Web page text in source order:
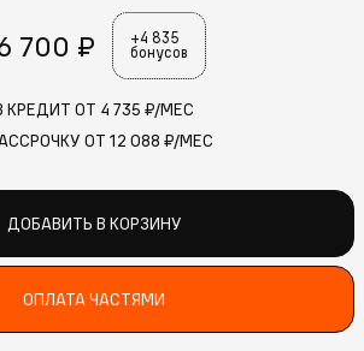
700 ₽
+4 835
бонусов
КРЕДИТ ОТ 4 735 ₽/МЕС
ОТ 12 088 ₽/МЕС
ДОБАВИТЬ В КОРЗИНУ
ОПЛАТА ЧАСТЯМИ